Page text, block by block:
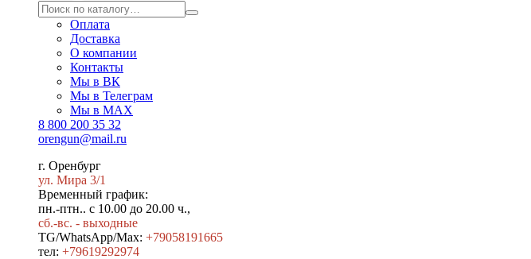
Оплата
Доставка
О компании
Контакты
Мы в ВК
Мы в Телеграм
Мы в МAX
8 800 200 35 32
orengun@mail.ru
г. Оренбург
ул. Мира 3/1
Временный график:
пн.-птн.. с 10.00 до 20.00 ч.,
сб.-вс. - выходные
TG/WhatsApp/Max: +79058191665
тел: +79619292974